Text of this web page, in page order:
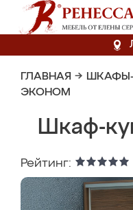
ГЛАВНАЯ → ШКАФЫ-
ЭКОНОМ
Шкаф-
Рейтинг: